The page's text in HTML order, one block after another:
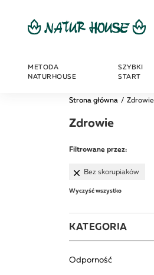
METODA
NATURHOUSE
SZYBKI
START
Strona główna Zdrowie
Zdrowie
Filtrowane przez:
Bez skorupiaków
Wyczyść wszystko
KATEGORIA
Odporność